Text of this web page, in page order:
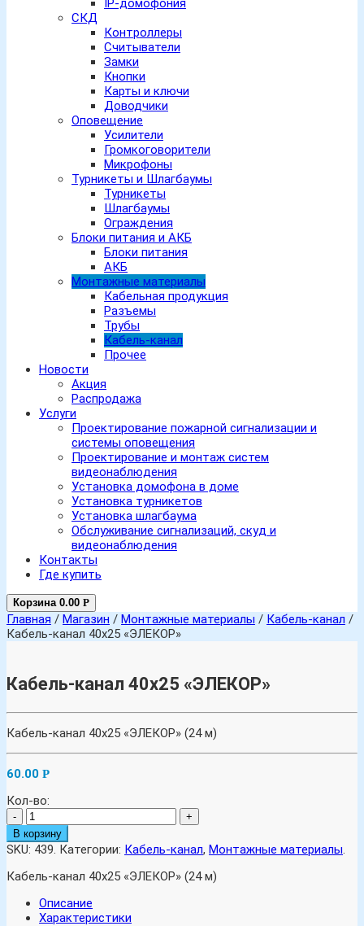
IP-домофония
СКД
Контроллеры
Считыватели
Замки
Кнопки
Карты и ключи
Доводчики
Оповещение
Усилители
Громкоговорители
Микрофоны
Турникеты и Шлагбаумы
Турникеты
Шлагбаумы
Ограждения
Блоки питания и АКБ
Блоки питания
АКБ
Монтажные материалы
Кабельная продукция
Разъемы
Трубы
Кабель-канал
Прочее
Новости
Акция
Распродажа
Услуги
Проектирование пожарной сигнализации и
системы оповещения
Проектирование и монтаж систем
видеонаблюдения
Установка домофона в доме
Установка турникетов
Установка шлагбаума
Обслуживание сигнализаций, скуд и
видеонаблюдения
Контакты
Где купить
Корзина 0.00 Р
Главная / Магазин / Монтажные материалы / Кабель-канал /
Кабель-канал 40х25 «ЭЛЕКОР»
Кабель-канал 40х25 «ЭЛЕКОР»
Кабель-канал 40х25 «ЭЛЕКОР» (24 м)
60.00 Р
Кол-во:
-
+
В корзину
SKU: 439. Категории: Кабель-канал, Монтажные материалы.
Кабель-канал 40х25 «ЭЛЕКОР» (24 м)
Описание
Характеристики